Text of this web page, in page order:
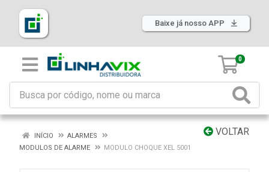
Baixe já nosso APP
0
VOLTAR
INÍCIO
ALARMES
MODULOS DE ALARME
MODULO CHOQUE XEL 5001